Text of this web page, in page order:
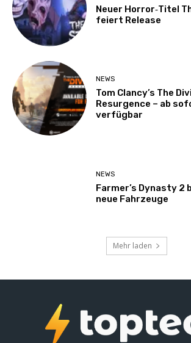
Neuer Horror‑Titel
feiert Release
NEWS
Tom Clancy’s The
Resurgence – ab
verfügbar
NEWS
Farmer’s Dynasty 2
neue Fahrzeuge
Mehr laden